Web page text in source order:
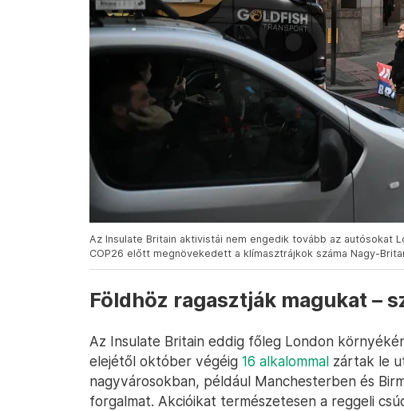
Az Insulate Britain aktivistái nem engedik tovább az autósokat
COP26 előtt megnövekedett a klímasztrájkok száma Nagy-
Földhöz ragasztják magukat –
Az Insulate Britain eddig főleg London
elejétől október végéig 16 alkalommal zártak le
nagyvárosokban, például Manchesterben és
forgalmat. Akcióikat természetesen a reggeli